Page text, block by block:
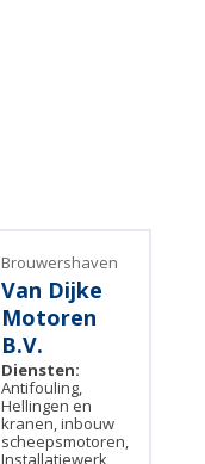
Brouwershaven
Van Dijke
Motoren
B.V.
Diensten:
Antifouling,
Hellingen en
kranen, inbouw
scheepsmotoren,
Installatiewerk